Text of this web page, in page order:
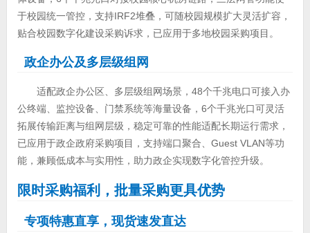
于校园统一管控，支持IRF2堆叠，可随校园规模扩大灵活扩容，
贴合校园数字化建设采购诉求，已应用于多地校园采购项目。
政企办公及多层级组网
适配政企办公区、多层级组网场景，48个千兆电口可接入办
公终端、监控设备、门禁系统等海量设备，6个千兆光口可灵活
拓展传输距离与组网层级，稳定可靠的性能适配长期运行需求，
已应用于政企政府采购项目，支持端口聚合、Guest VLAN等功
能，兼顾低成本与实用性，助力政企实现数字化管控升级。
限时采购福利，批量采购更具优势
专项特惠直享，现货速发直达